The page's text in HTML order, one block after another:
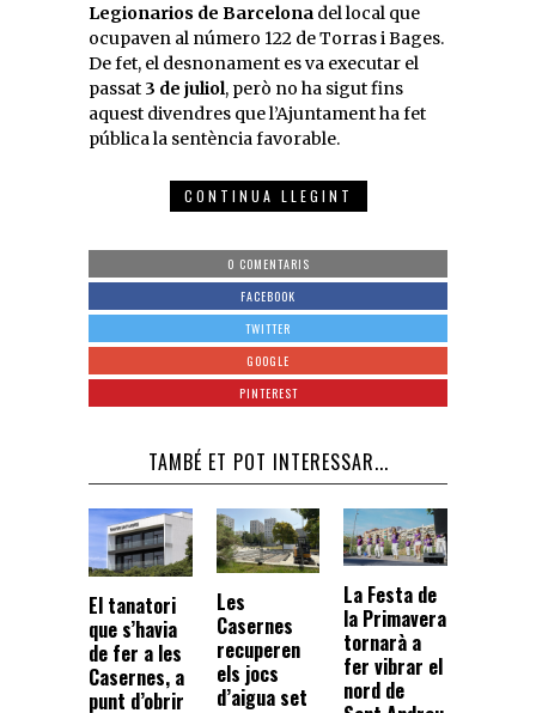
Legionarios de Barcelona del local que
ocupaven al número 122 de Torras i Bages.
De fet, el desnonament es va executar el
passat 3 de juliol, però no ha sigut fins
aquest divendres que l’Ajuntament ha fet
pública la sentència favorable.
CONTINUA LLEGINT
0 COMENTARIS
FACEBOOK
TWITTER
GOOGLE
PINTEREST
TAMBÉ ET POT INTERESSAR...
El tanatori
que s’havia
de fer a les
Casernes, a
punt d’obrir
Les
Casernes
recuperen
els jocs
d’aigua set
La Festa de
la Primavera
tornarà a
fer vibrar el
nord de